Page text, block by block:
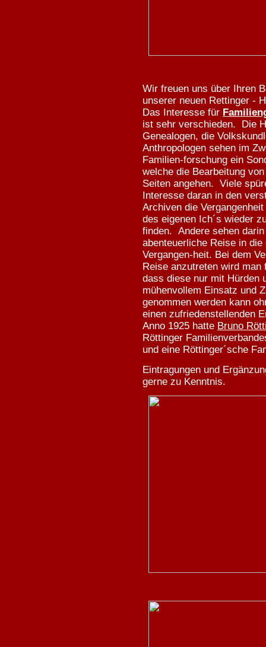
Wir freuen uns über Ihren
unserer neuen Rettinger -
Das Interesse für
ist sehr verschieden. Die
Genealogen, die
Anthropologen sehen im
Familien-forschung ein
welche die Bearbeitung
Seiten angehen. Viele
Interesse daran in den
Archiven die
des eigenen Ich´s wieder
finden. Andere sehen darin
abenteuerliche Reise in die
Vergangen-heit. Bei dem
Reise anzutreten wird man
dass diese nur mit Hürden
mühenvollem Einsatz und
genommen werden kann
einen zufriedenstellenden
Anno 1925 hatte Bruno
Röttinger
und eine Röttinger´sche
Eintragungen und
gerne zu